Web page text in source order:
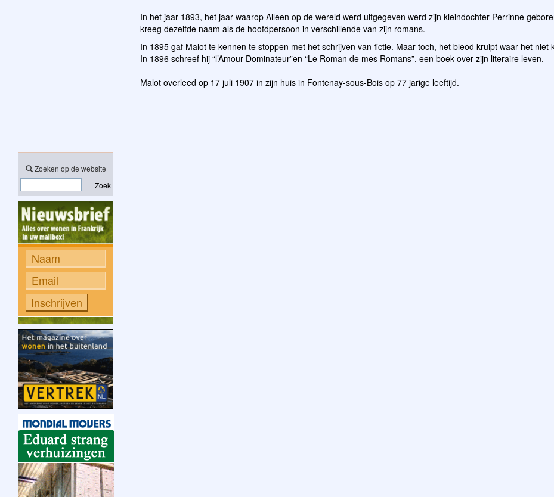
Zoeken op de website
Zoek
In het jaar 1893, het jaar waarop Alleen op de wereld werd uitgegeven werd zijn kleindochter Perrinne
kreeg dezelfde naam als de hoofdpersoon in verschillende van zijn romans.
In 1895 gaf Malot te kennen te stoppen met het schrijven van fictie. Maar toch, het bleod kruipt waar het niet
In 1896 schreef hij “l’Amour Dominateur”en “Le Roman de mes Romans”, een boek over zijn literaire leven.
Malot overleed op 17 juli 1907 in zijn huis in Fontenay-sous-Bois op 77 jarige leeftijd.